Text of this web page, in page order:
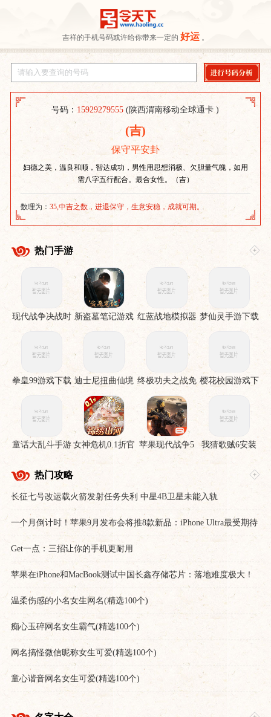
吉祥的手机号码或许给你带来一定的 好运 。
号码： 15929279555 (陕西渭南移动全球通卡 )
(吉)
保守平安卦
妇德之美，温良和顺，智达成功，男性用思想消极、欠胆量气魄，如用
需八字五行配合。最合女性。（吉）
数理为：35,中吉之数，进退保守，生意安稳，成就可期。
热门手游
现代战争决战时
刻手机版
新盗墓笔记游戏 红蓝战地模拟器
手游
梦仙灵手游下载
拳皇99游戏下载 迪士尼扭曲仙境 终极功夫之战免
费版
樱花校园游戏下
童话大乱斗手游 女神危机0.1折官 苹果现代战争5
眩晕风暴破解直
裝版
我猜歌贼6安装
热门攻略
长征七号改运载火箭发射任务失利 中星4B卫星未能入轨
一个月倒计时！苹果9月发布会将推8款新品：iPhone Ultra最受期待
Get一点：三招让你的手机更耐用
苹果在iPhone和MacBook测试中国长鑫存储芯片：落地难度极大！
温柔伤感的小名女生网名(精选100个)
痴心玉碎网名女生霸气(精选100个)
网名搞怪微信昵称女生可爱(精选100个)
童心谐音网名女生可爱(精选100个)